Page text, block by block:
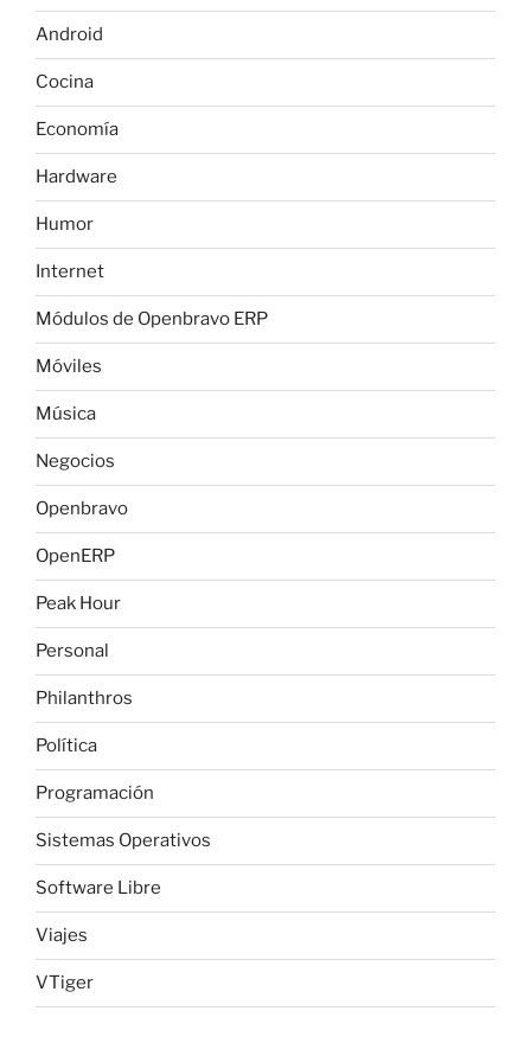
k
Android
Cocina
Economía
Hardware
Humor
Internet
Módulos de Openbravo ERP
Móviles
Música
Negocios
Openbravo
OpenERP
Peak Hour
Personal
Philanthros
Política
Programación
Sistemas Operativos
Software Libre
Viajes
VTiger